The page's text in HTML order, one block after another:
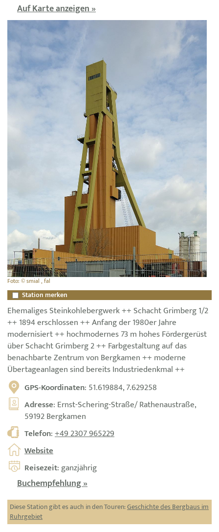
Auf Karte anzeigen »
Foto: © smial , fal
Station merken
Ehemaliges Steinkohlebergwerk ++ Schacht Grimberg 1/2
++ 1894 erschlossen ++ Anfang der 1980er Jahre
modernisiert ++ hochmodernes 73 m hohes Fördergerüst
über Schacht Grimberg 2 ++ Farbgestaltung auf das
benachbarte Zentrum von Bergkamen ++ moderne
Übertageanlagen sind bereits Industriedenkmal ++
GPS-Koordinaten: 51.619884, 7.629258
Adresse: Ernst-Schering-Straße/ Rathenaustraße,
59192 Bergkamen
Telefon:+49 2307 965229
Website
Reisezeit: ganzjährig
Buchempfehlung »
Diese Station gibt es auch in den Touren:Geschichte des Bergbaus im
Ruhrgebiet